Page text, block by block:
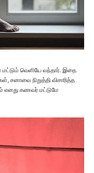
வெளியே வந்தார். இதை
சனாவை நிறுத்தி விசாரித்த
எனது கணவர் மட்டுமே